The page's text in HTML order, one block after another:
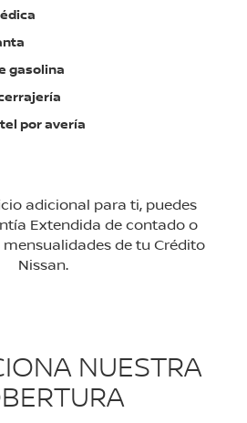
gasolina
por avería
adicional para ti, puedes
Extendida de contado o
de tu Crédito
Nissan.
NUESTRA